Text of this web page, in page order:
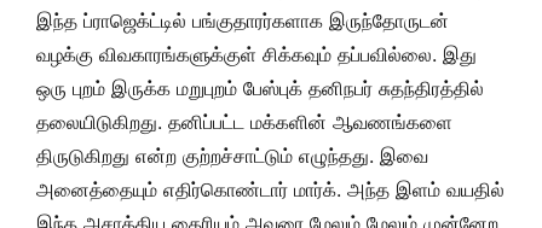
இந்த ப்ராஜெக்ட்டில் பங்குதாரர்களாக இருந்தோருடன்
வழக்கு விவகாரங்களுக்குள் சிக்கவும் தப்பவில்லை. இது
ஒரு புறம் இருக்க மறுபுறம் பேஸ்புக் தனிநபர் சுதந்திரத்தில்
தலையிடுகிறது. தனிப்பட்ட மக்களின் ஆவணங்களை
திருடுகிறது என்ற குற்றச்சாட்டும் எழுந்தது. இவை
அனைத்தையும் எதிர்கொண்டார் மார்க். அந்த இளம் வயதில்
இந்த அசாத்திய தைரியம் அவரை மேலும் மேலும் முன்னேற